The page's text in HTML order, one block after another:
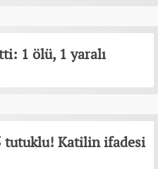
1 ölü, 1 yaralı
tutuklu! Katilin ifadesi